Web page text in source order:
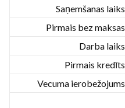
Saņemšanas laiks
Pirmais bez maksas
Darba laiks
Pirmais kredīts
Vecuma ierobežojums